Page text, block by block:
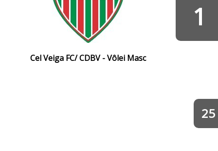
Cel Veiga FC/ CDBV - Vôlei Masc
1
25